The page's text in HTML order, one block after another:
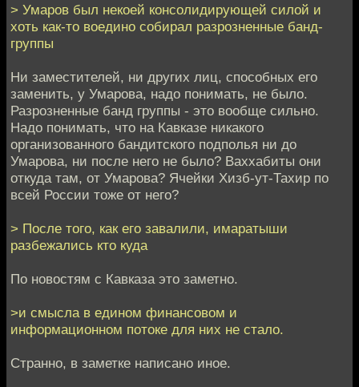
> Умаров был некоей консолидирующей силой и
хоть как-то воедино собирал разрозненные банд-
группы
Ни заместителей, ни других лиц, способных его
заменить, у Умарова, надо понимать, не было.
Разрозненные банд группы - это вообще сильно.
Надо понимать, что на Кавказе никакого
организованного бандитского подполья ни до
Умарова, ни после него не было? Ваххабиты они
откуда там, от Умарова? Ячейки Хизб-ут-Тахир по
всей России тоже от него?
> После того, как его завалили, имаратыши
разбежались кто куда
По новостям с Кавказа это заметно.
>и смысла в едином финансовом и
информационном потоке для них не стало.
Странно, в заметке написано иное.